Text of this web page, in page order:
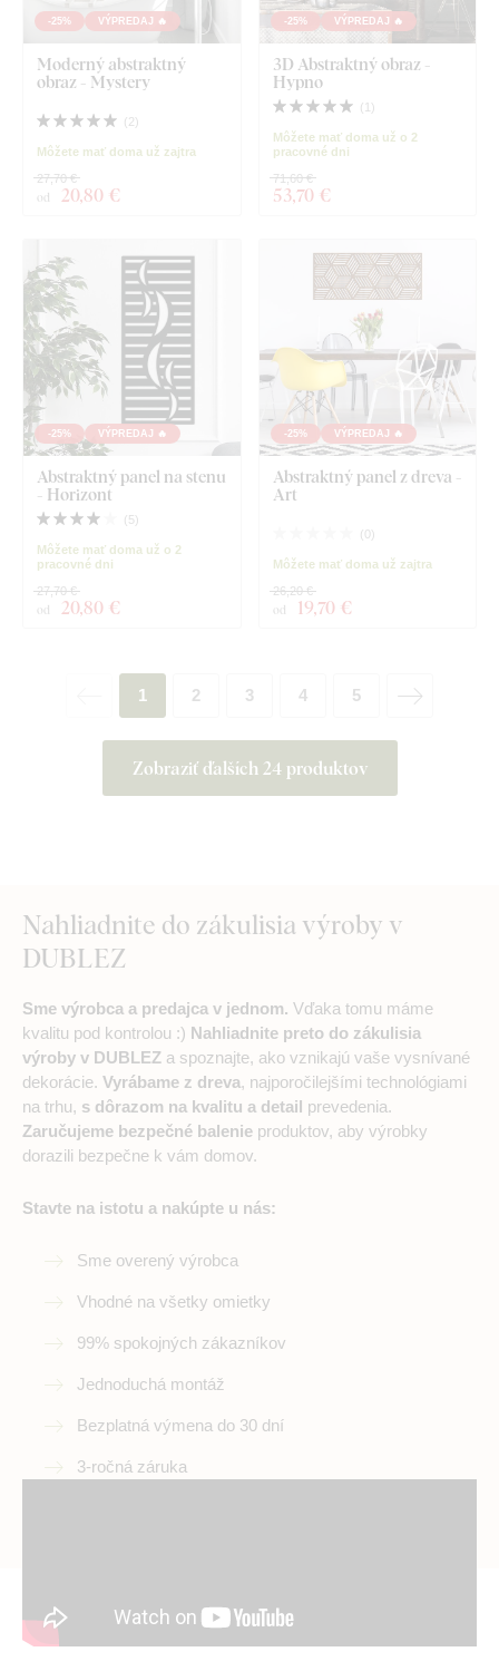
-25% VÝPREDAJ 🔥
Moderný abstraktný
obraz - Mystery
( 2)
Môžete mať doma už zajtra
od 20,80 €
27,70 €
-25% VÝPREDAJ 🔥
3D Abstraktný obraz -
Hypno
( 1 )
Môžete mať doma už o 2
pracovné dni
53,70 €
71,60 €
-25% VÝPREDAJ 🔥
Abstraktný panel na stenu
- Horizont
( 5)
Môžete mať doma už o 2
pracovné dni
od 20,80 €
27,70 €
-25% VÝPREDAJ 🔥
Abstraktný panel z dreva -
Art
( 0)
Môžete mať doma už zajtra
od 19,70 €
26,20 €
Zobraziť ďalších 24 produktov
1 2 3 4 5
Nahliadnite do zákulisia výroby v
DUBLEZ
Sme výrobca a predajca v jednom. Vďaka tomu máme
kvalitu pod kontrolou :) Nahliadnite preto do zákulisia
výroby v DUBLEZ a spoznajte, ako vznikajú vaše vysnívané
dekorácie. Vyrábame z dreva, najporočilejšími technológiami
na trhu, s dôrazom na kvalitu a detail prevedenia.
Zaručujeme bezpečné balenie produktov, aby výrobky
dorazili bezpečne k vám domov.
Stavte na istotu a nakúpte u nás:
Sme overený výrobca
Vhodné na všetky omietky
99% spokojných zákazníkov
Jednoduchá montáž
Bezplatná výmena do 30 dní
3-ročná záruka